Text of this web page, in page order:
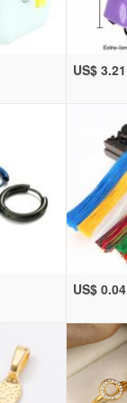
US$ 3.21
US$ 0.04